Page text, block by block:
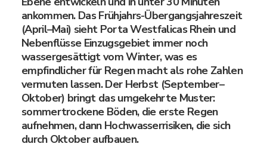
ankommen. Das Frühjahrs-Übergangsjahreszeit
(April–Mai) sieht Porta Westfalicas Rhein und
Nebenflüsse Einzugsgebiet immer noch
wassergesättigt vom Winter, was es
empfindlicher für Regen macht als rohe Zahlen
vermuten lassen. Der Herbst (September–
Oktober) bringt das umgekehrte Muster:
sommertrockene Böden, die erste Regen
aufnehmen, dann Hochwasserrisiken, die sich
durch Oktober aufbauen.